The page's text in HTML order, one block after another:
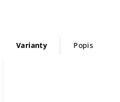
Varianty Popis